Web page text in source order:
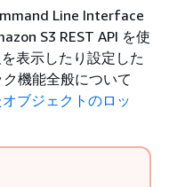
Line Interface
S3 REST API を使
表示したり設定した
機能全般について
ブジェクトのロッ